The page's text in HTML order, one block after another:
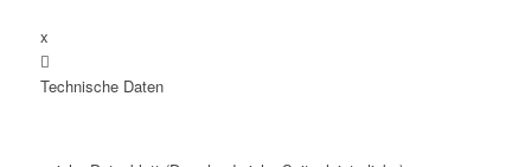
x

Technische Daten